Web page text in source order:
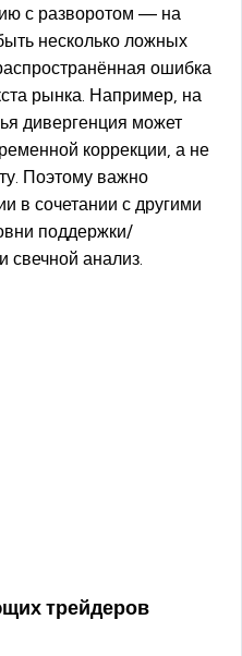
с разворотом — на
несколько ложных
ошибка
рынка. Например, на
дивергенция может
коррекции, а не
Поэтому важно
в сочетании с другими
поддержки/
свечной анализ.
трейдеров